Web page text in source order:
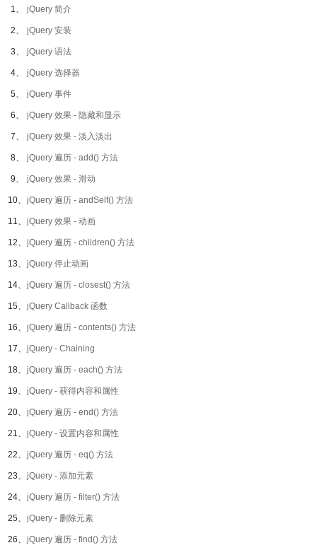
1、 jQuery 简介
2、 jQuery 安装
3、 jQuery 语法
4、 jQuery 选择器
5、 jQuery 事件
6、 jQuery 效果 - 隐藏和显示
7、 jQuery 效果 - 淡入淡出
8、 jQuery 遍历 - add() 方法
9、 jQuery 效果 - 滑动
10、 jQuery 遍历 - andSelf() 方法
11、 jQuery 效果 - 动画
12、 jQuery 遍历 - children() 方法
13、 jQuery 停止动画
14、 jQuery 遍历 - closest() 方法
15、 jQuery Callback 函数
16、 jQuery 遍历 - contents() 方法
17、 jQuery - Chaining
18、 jQuery 遍历 - each() 方法
19、 jQuery - 获得内容和属性
20、 jQuery 遍历 - end() 方法
21、 jQuery - 设置内容和属性
22、 jQuery 遍历 - eq() 方法
23、 jQuery - 添加元素
24、 jQuery 遍历 - filter() 方法
25、 jQuery - 删除元素
26、 jQuery 遍历 - find() 方法